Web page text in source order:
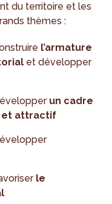
du territoire et les
thèmes :
l’armature
et développer
un cadre
et attractif
le